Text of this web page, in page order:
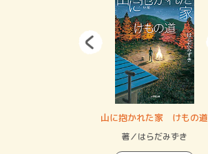
山に抱かれた家 けもの道
著／はらだみずき